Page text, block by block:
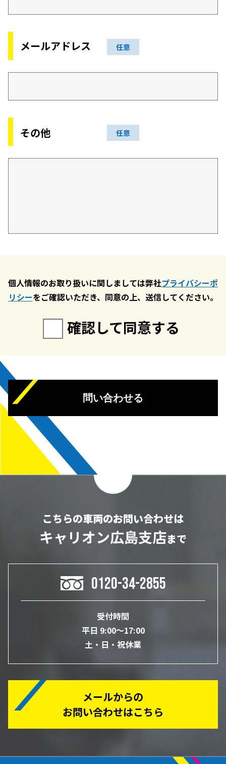
メールアドレス 任意
その他 任意
個人情報のお取り扱いに関しましては弊社プライバシーポ
リシーをご確認いただき、同意の上、送信してください。
確認して同意する
問い合わせる
こちらの車両のお問い合わせは
キャリオン広島支店まで
0120-34-2855
受付時間
平日 9:00～17:00
土・日・祝休業
メールからの
お問い合わせはこちら